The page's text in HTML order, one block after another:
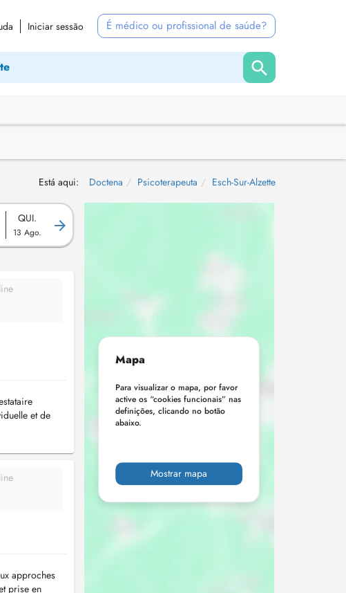
Iniciar sessão É médico ou profissional de saúde?
Está aqui: Doctena Psicoterapeuta Esch-Sur-Alzette
QUI.
13 Ago.
et de
approches
prise en
Mapa
Para visualizar o mapa, por favor
active os “cookies funcionais” nas
definições, clicando no botão
abaixo.
Mostrar mapa